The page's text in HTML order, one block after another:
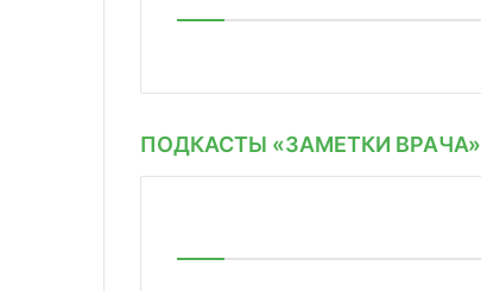
ПОДКАСТЫ «ЗАМЕТКИ ВРАЧА»